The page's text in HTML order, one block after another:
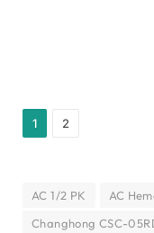
1 2
AC 1/2 PK AC
Changhong CSC-